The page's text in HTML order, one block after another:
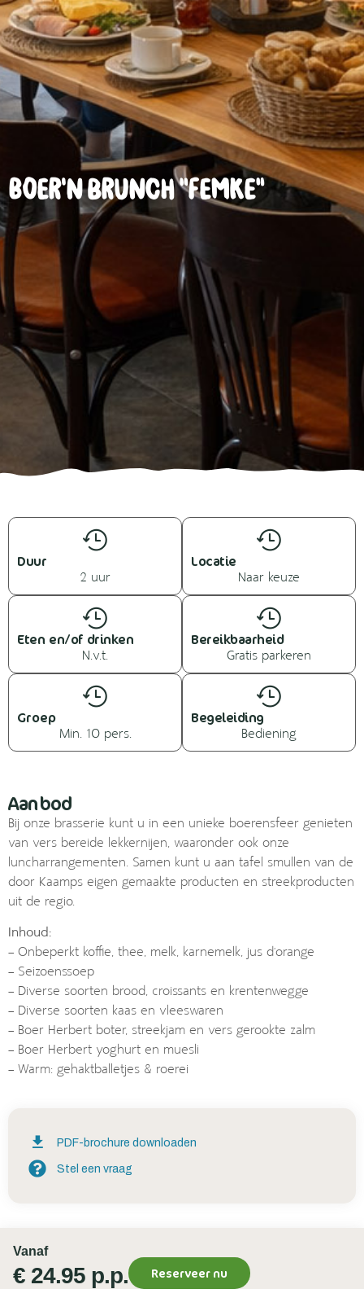
Boer’n brunch “Femke”
Duur
2 uur
Locatie
Naar keuze
Eten en/of drinken
N.v.t.
Bereikbaarheid
Gratis parkeren
Groep
Min. 10 pers.
Begeleiding
Bediening
Aanbod
Bij onze brasserie kunt u in een unieke boerensfeer genieten
van vers bereide lekkernijen, waaronder ook onze
luncharrangementen. Samen kunt u aan tafel smullen van de
door Kaamps eigen gemaakte producten en streekproducten
uit de regio.
Inhoud:
– Onbeperkt koffie, thee, melk, karnemelk, jus d’orange
– Seizoenssoep
– Diverse soorten brood, croissants en krentenwegge
– Diverse soorten kaas en vleeswaren
– Boer Herbert boter, streekjam en vers gerookte zalm
– Boer Herbert yoghurt en muesli
– Warm: gehaktballetjes & roerei
PDF-brochure downloaden
Stel een vraag
Vanaf
€ 24.95 p.p. Reserveer nu